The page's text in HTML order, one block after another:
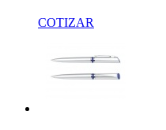
COTIZAR